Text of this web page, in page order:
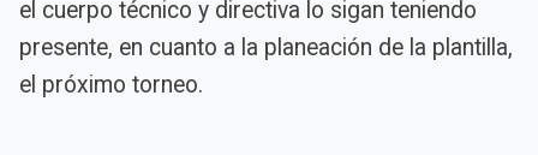
el cuerpo técnico y directiva lo sigan teniendo
presente, en cuanto a la planeación de la plantilla,
el próximo torneo.